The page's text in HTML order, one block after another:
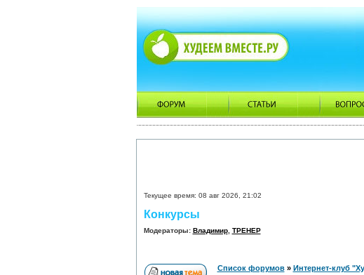
Текущее время: 08 авг 2026, 21:02
Конкурсы
Модераторы: Владимир, ТРЕНЕР
Список форумов» Интернет-клуб